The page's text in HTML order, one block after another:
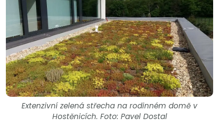
Extenzivní zelená střecha na rodinném domě v
Hostěnicích. Foto: Pavel Dostal